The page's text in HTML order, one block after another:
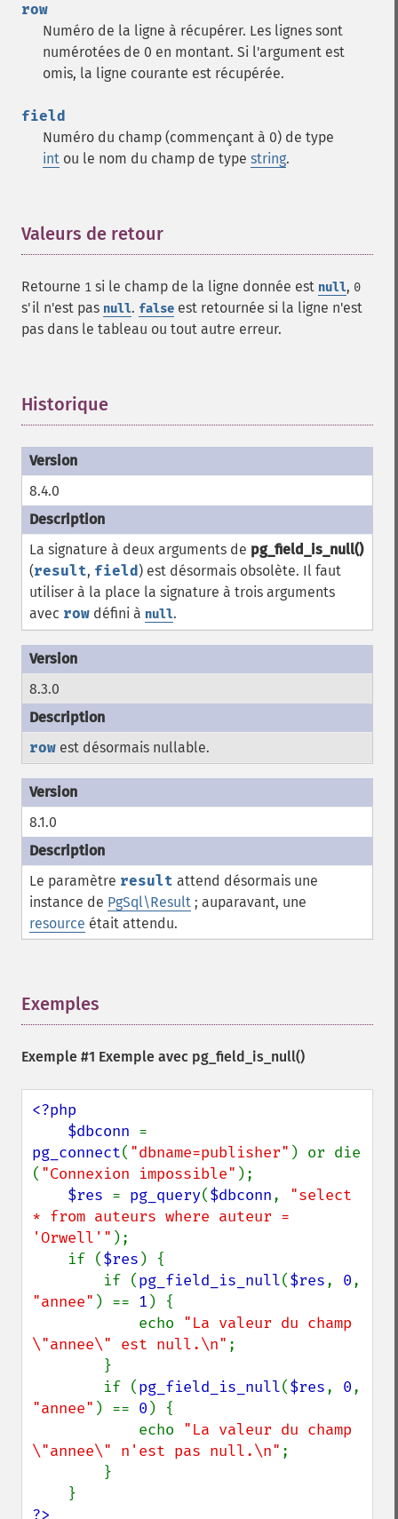
row
Numéro de la ligne à récupérer. Les lignes sont
numérotées de 0 en montant. Si l'argument est
omis, la ligne courante est récupérée.
field
Numéro du champ (commençant à 0) de type
int ou le nom du champ de type string.
Valeurs de retour
Retourne 1 si le champ de la ligne donnée est null, 0
s'il n'est pas null. false est retournée si la ligne n'est
pas dans le tableau ou tout autre erreur.
Historique
8.4.0
La signature à deux arguments de pg_field_is_null()
(result, field) est désormais obsolète. Il faut
utiliser à la place la signature à trois arguments
avec row défini à null.
8.3.0
row est désormais nullable.
8.1.0
Le paramètre result attend désormais une
instance de PgSql\Result ; auparavant, une
resource était attendu.
Exemples
Exemple #1 Exemple avec pg_field_is_null()
<?php
    $dbconn
pg_connect( "dbname=publisher" ) or die
( "Connexion impossible" );
$res = pg_query($dbconn, "select
* from auteurs where auteur =
'Orwell'" );
    if (
$res ) {
        if (
pg_field_is_null($res, 0
"annee" ) == 1 ) {
            echo
"La valeur du champ
\"annee\" est null.\n" ;
        if (
pg_field_is_null($res, 0
"annee" ) == 0 ) {
            echo
"La valeur du champ
\"annee\" n'est pas null.\n" ;
?>